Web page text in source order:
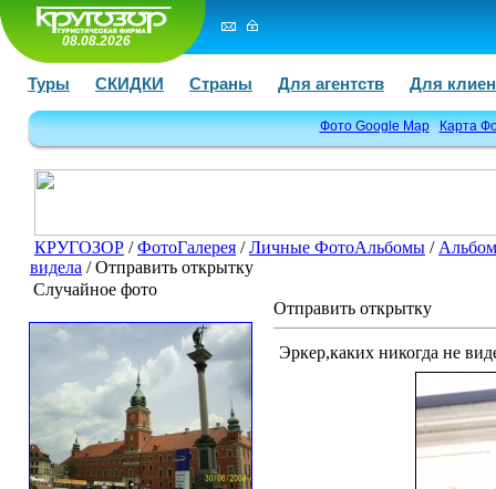
08.08.2026
Туры СКИДКИ Страны Для агентств Для
Фото Google Map Карта
КРУГОЗОР /ФотоГалерея /Личные ФотоАльбомы /
видела / Отправить открытку
Случайное фото
Отправить открытку
Эркер,каких никогда не